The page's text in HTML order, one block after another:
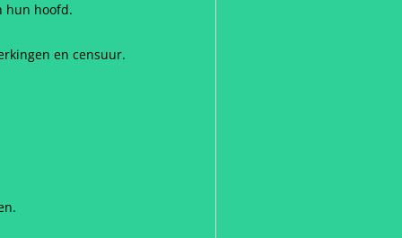
hun hoofd.
en censuur.